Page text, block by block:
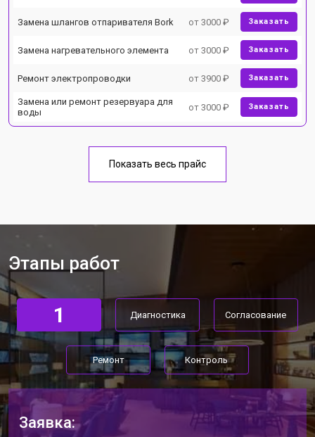
Замена шлангов отпаривателя Bork от 3000 ₽ Заказать
Замена нагревательного элемента от 3000 ₽ Заказать
Ремонт электропроводки от 3900 ₽ Заказать
Замена или ремонт резервуара для
воды
от 3000 ₽ Заказать
Показать весь прайс
Этапы работ
1 Диагностика Согласование
Ремонт Контроль
Заявка: